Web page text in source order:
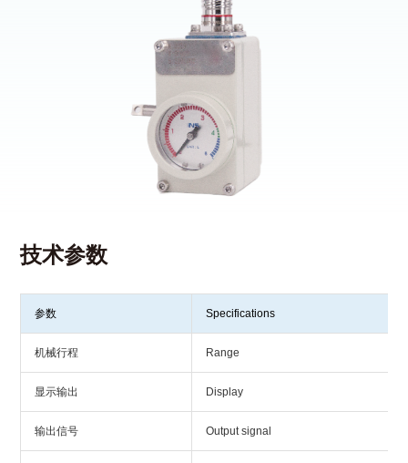
技术参数
参数 Specifications
机械行程 Range
显示输出 Display
输出信号 Output signal